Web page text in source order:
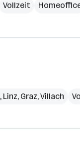
Vollzeit
, Linz, Graz,Villach